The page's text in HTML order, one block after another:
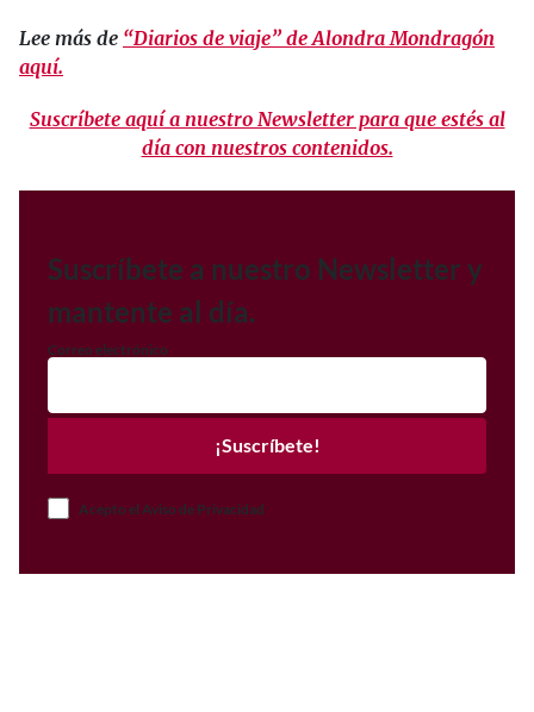
Lee más de “Diarios de viaje” de Alondra Mondragón
aquí.
Suscríbete aquí a nuestro Newsletter para que estés al
día con nuestros contenidos.
Suscríbete a nuestro Newsletter y
mantente al día.
Correo electrónico
¡Suscríbete!
Acepto el Aviso de Privacidad